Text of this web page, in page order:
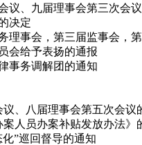
议、九届理事会第三次会
决定
理事会，第三届监事会，
会给予表扬的通报
事务调解团的通知
、八届理事会第五次会议
人员办案补贴发放办法》
”巡回督导的通知